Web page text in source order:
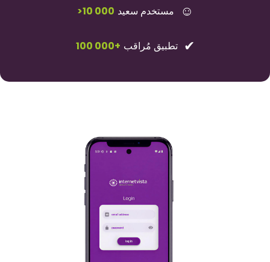
>10 000 مستخدم سعيد
100 000+ تطبيق مُراقب